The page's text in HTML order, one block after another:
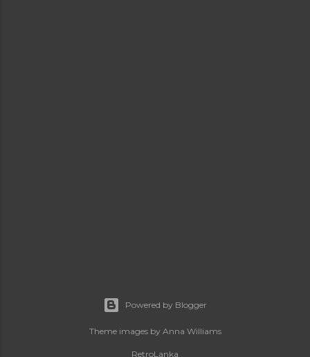
Powered by Blogger
Theme images by Anna Williams
RetroLanka